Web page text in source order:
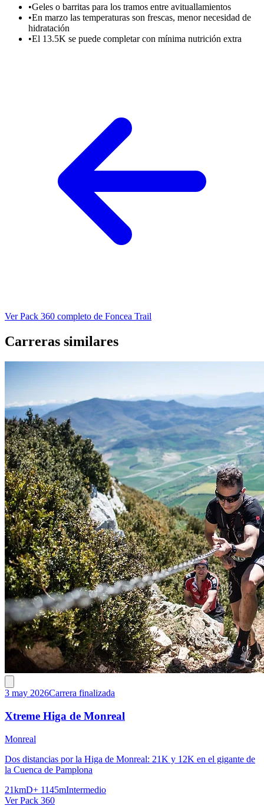
•Geles o barritas para los tramos entre avituallamientos
•En marzo las temperaturas son frescas, menor necesidad de
hidratación
•El 13.5K se puede completar con mínima nutrición extra
Ver Pack 360 completo de Foncea Trail
Carreras similares
3 may 2026Carrera finalizada
Xtreme Higa de Monreal
Monreal
Dos distancias por la Higa de Monreal: 21K y 12K en el gigante de
la Cuenca de Pamplona
21kmD+ 1145mIntermedio
Ver Pack 360